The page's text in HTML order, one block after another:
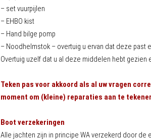
– set vuurpijlen
– EHBO kist
– Hand bilge pomp
– Noodhelmstok – overtuig u ervan dat deze
Overtuig uzelf dat u al deze middelen hebt
Teken pas voor akkoord als al uw vragen
moment om (kleine) reparaties aan te
Boot verzekeringen
Alle jachten zijn in principe WA verzekerd door de